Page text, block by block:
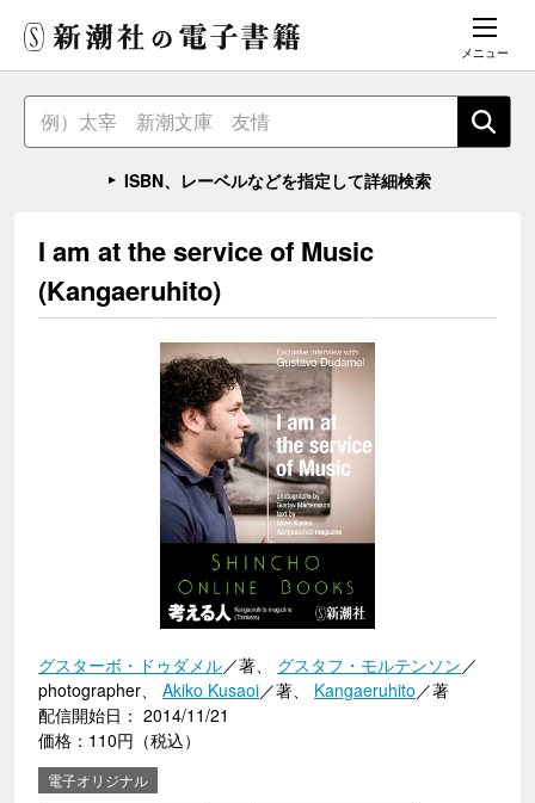
メニュー
ISBN、レーベルなどを指定して詳細検索
I am at the service of Music
(Kangaeruhito)
グスターボ・ドゥダメル／著、 グスタフ・モルテンソン／
photographer、 Akiko Kusaoi／著、 Kangaeruhito／著
配信開始日： 2014/11/21
価格：110円（税込）
電子オリジナル